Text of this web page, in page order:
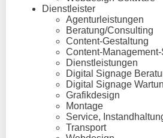
Dienstleister
Agenturleistungen
Beratung/Consulting
Content-Gestaltung
Content-
Dienstleistungen
Digital Signage
Digital Signage
Grafikdesign
Montage
Service,
Transport